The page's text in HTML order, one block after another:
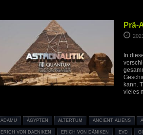
Prä-
In
kann.
vieles
ADAMU ÄGYPTEN ALTERTUM ANCIENT ALIENS
ERICH VON DAENIKEN ERICH VON DÄNIKEN EVD